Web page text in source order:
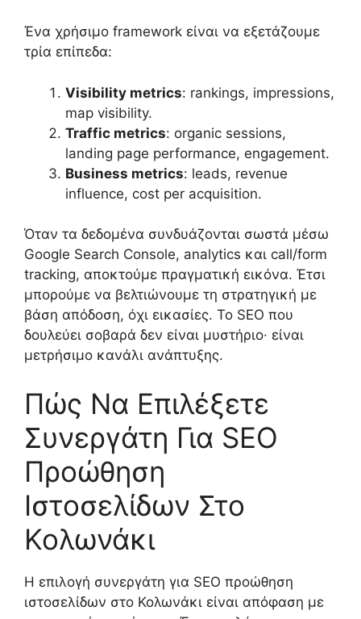
Ένα χρήσιμο framework είναι να εξετάζουμε
τρία επίπεδα:
Visibility metrics: rankings, impressions,
map visibility.
Traffic metrics: organic sessions,
landing page performance, engagement.
Business metrics: leads, revenue
influence, cost per acquisition.
Όταν τα δεδομένα συνδυάζονται σωστά μέσω
Google Search Console, analytics και call/form
tracking, αποκτούμε πραγματική εικόνα. Έτσι
μπορούμε να βελτιώνουμε τη στρατηγική με
βάση απόδοση, όχι εικασίες. Το SEO που
δουλεύει σοβαρά δεν είναι μυστήριο· είναι
μετρήσιμο κανάλι ανάπτυξης.
Πώς Να Επιλέξετε
Συνεργάτη Για SEO
Προώθηση
Ιστοσελίδων Στο
Κολωνάκι
Η επιλογή συνεργάτη για SEO προώθηση
ιστοσελίδων στο Κολωνάκι είναι απόφαση με